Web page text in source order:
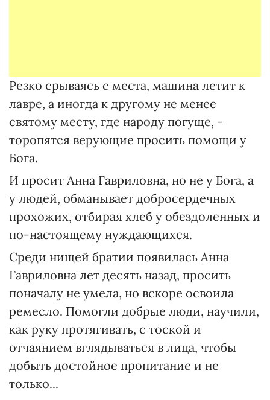
Резко срываясь с места, машина летит к
лавре, а иногда к другому не менее
святому месту, где народу погуще, -
торопятся верующие просить помощи у
Бога.
И просит Анна Гавриловна, но не у Бога, а
у людей, обманывает добросердечных
прохожих, отбирая хлеб у обездоленных и
по-настоящему нуждающихся.
Среди нищей братии появилась Анна
Гавриловна лет десять назад, просить
поначалу не умела, но вскоре освоила
ремесло. Помогли добрые люди, научили,
как руку протягивать, с тоской и
отчаянием вглядываться в лица, чтобы
добыть достойное пропитание и не
только...